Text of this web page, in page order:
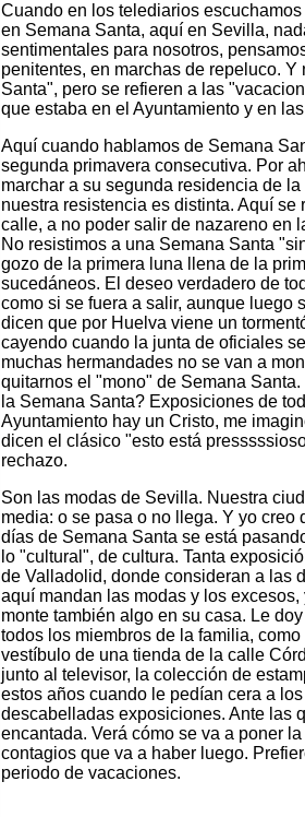
Cuando en los telediarios
en Semana Santa, aquí en Sevilla,
sentimentales para nosotros,
penitentes, en marchas de repeluco.
Santa", pero se refieren a las
que estaba en el Ayuntamiento y en
Aquí cuando hablamos de Semana
segunda primavera consecutiva. Por
marchar a su segunda residencia de
nuestra resistencia es distinta. Aquí
calle, a no poder salir de nazareno en
No resistimos a una Semana Santa
gozo de la primera luna llena de la
sucedáneos. El deseo verdadero de
como si se fuera a salir, aunque luego
dicen que por Huelva viene un
cayendo cuando la junta de oficiales
muchas hermandades no se van a
quitarnos el "mono" de Semana
la Semana Santa? Exposiciones de
Ayuntamiento hay un Cristo, me
dicen el clásico "esto está
rechazo.
Son las modas de Sevilla. Nuestra
media: o se pasa o no llega. Y yo
días de Semana Santa se está
lo "cultural", de cultura. Tanta
de Valladolid, donde consideran a las
aquí mandan las modas y los
monte también algo en su casa. Le
todos los miembros de la familia,
vestíbulo de una tienda de la calle
junto al televisor, la colección de
estos años cuando le pedían cera a
descabelladas exposiciones. Ante las
encantada. Verá cómo se va a poner
contagios que va a haber luego.
periodo de vacaciones.